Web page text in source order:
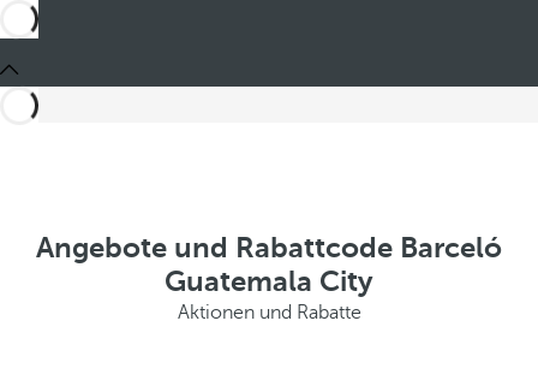
Angebote und Rabattcode Barceló
Guatemala City
Aktionen und Rabatte